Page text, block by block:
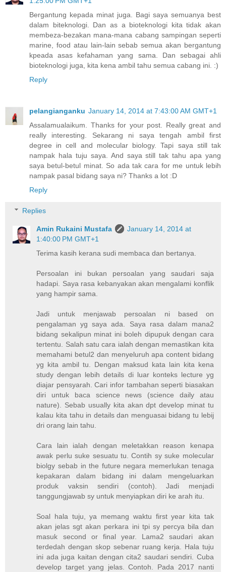
Bergantung kepada minat juga. Bagi saya semuanya best
dalam biteknologi. Dan as a bioteknologi kita tidak akan
membeza-bezakan mana-mana cabang sampingan seperti
marine, food atau lain-lain sebab semua akan bergantung
kpeada asas kefahaman yang sama. Dan sebagai ahli
bioteknologi juga, kita kena ambil tahu semua cabang ini. :)
Reply
pelangianganku January 14, 2014 at 7:43:00 AM GMT+1
Assalamualaikum. Thanks for your post. Really great and
really interesting. Sekarang ni saya tengah ambil first
degree in cell and molecular biology. Tapi saya still tak
nampak hala tuju saya. And saya still tak tahu apa yang
saya betul-betul minat. So ada tak cara for me untuk lebih
nampak pasal bidang saya ni? Thanks a lot :D
Reply
Replies
Amin Rukaini Mustafa
January 14, 2014 at
1:40:00 PM GMT+1
Terima kasih kerana sudi membaca dan bertanya.
Persoalan ini bukan persoalan yang saudari saja
hadapi. Saya rasa kebanyakan akan mengalami konflik
yang hampir sama.
Jadi untuk menjawab persoalan ni based on
pengalaman yg saya ada. Saya rasa dalam mana2
bidang sekalipun minat ini boleh dipupuk dengan cara
tertentu. Salah satu cara ialah dengan memastikan kita
memahami betul2 dan menyeluruh apa content bidang
yg kita ambil tu. Dengan maksud kata lain kita kena
study dengan lebih details di luar konteks lecture yg
diajar pensyarah. Cari infor tambahan seperti biasakan
diri untuk baca science news (science daily atau
nature). Sebab usually kita akan dpt develop minat tu
kalau kita tahu in details dan menguasai bidang tu lebij
dri orang lain tahu.
Cara lain ialah dengan meletakkan reason kenapa
awak perlu suke sesuatu tu. Contih sy suke molecular
biolgy sebab in the future negara memerlukan tenaga
kepakaran dalam bidang ini dalam mengeluarkan
produk vaksin sendiri (contoh). Jadi menjadi
tanggungjawab sy untuk menyiapkan diri ke arah itu.
Soal hala tuju, ya memang waktu first year kita tak
akan jelas sgt akan perkara ini tpi sy percya bila dan
masuk second or final year. Lama2 saudari akan
terdedah dengan skop sebenar ruang kerja. Hala tuju
ini ada juga kaitan dengan cita2 saudari sendiri. Cuba
develop target yang jelas. Contoh. Pada 2017 nanti